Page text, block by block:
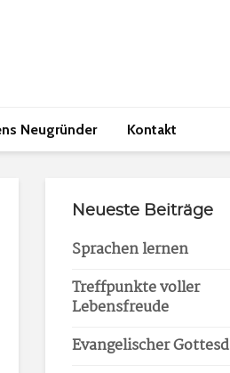
Neugründer Kontakt
Neueste Beiträge
Sprachen lernen
Treffpunkte voller
Lebensfreude
Evangelischer